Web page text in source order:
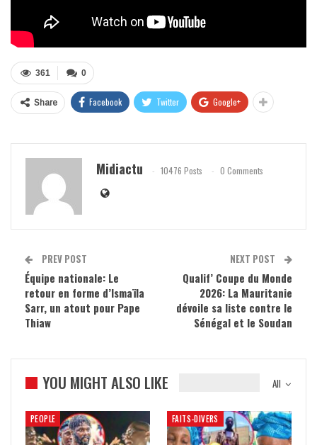
0
361
Share Facebook Twitter Google+
Midiactu 10476 Posts 0 Comments
PREV POST
Équipe nationale: Le
retour en forme d’Ismaïla
Sarr, un atout pour Pape
Thiaw
NEXT POST
Qualif’ Coupe du Monde
2026: La Mauritanie
dévoile sa liste contre le
Sénégal et le Soudan
All
YOU MIGHT ALSO LIKE
PEOPLE FAITS-DIVERS